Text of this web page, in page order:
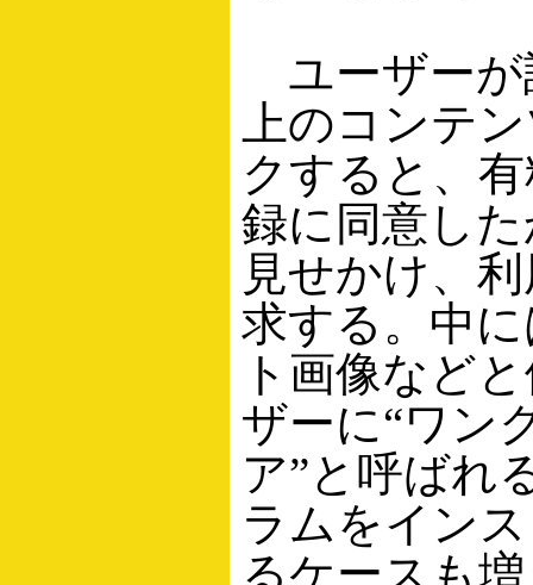
ユーザーが
上のコンテ
クすると、
録に同意し
見せかけ、
求する。中
ト画像など
ザーに“ワン
ア”と呼ばれ
ラムをイン
るケースも